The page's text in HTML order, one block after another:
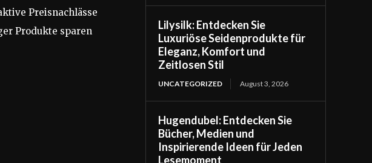
Preisnachlässe
Produkte sparen
Lilysilk: Entdecken Sie
Luxuriöse Seidenprodukte für
Eleganz, Komfort und
Zeitlosen Stil
UNCATEGORIZED August 3, 2026
Hugendubel: Entdecken Sie
Bücher, Medien und
Inspirierende Ideen für Jeden
Lesemoment